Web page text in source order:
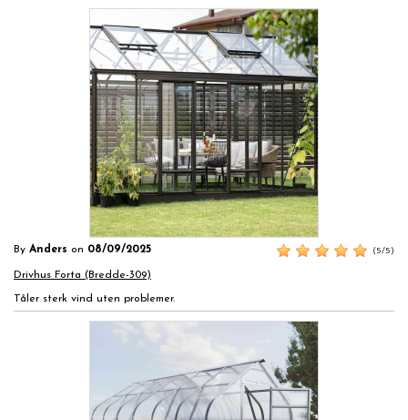
By Anders on 08/09/2025 (5/5)
Drivhus Forta (Bredde-309)
Tåler sterk vind uten problemer.